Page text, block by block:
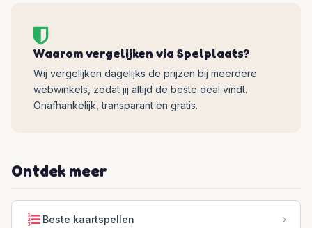
Waarom vergelijken via Spelplaats?
Wij vergelijken dagelijks de prijzen bij meerdere
webwinkels, zodat jij altijd de beste deal vindt.
Onafhankelijk, transparant en gratis.
Ontdek meer
Beste kaartspellen